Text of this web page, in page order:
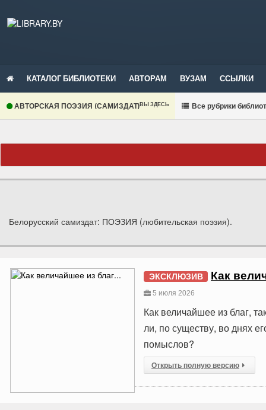
КАТАЛОГ БИБЛИОТЕКИ АВТОРАМ ВУЗАМ ССЫЛКИ
АВТОРСКАЯ ПОЭЗИЯ (САМИЗДАТ)ВЫ ЗДЕСЬ Все рубрики
Белорусский самиздат: ПОЭЗИЯ (любительская поэзия).
ЭКСКЛЮЗИВ Как
5 июля 2026
Как величайшее из благ,
ли, по существу, во днях
помыслов?
Открыть полную версию